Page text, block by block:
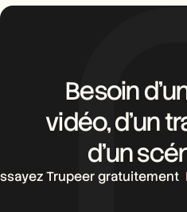
Besoin
vidéo, d’un
d’un
Trupeer gratuitement